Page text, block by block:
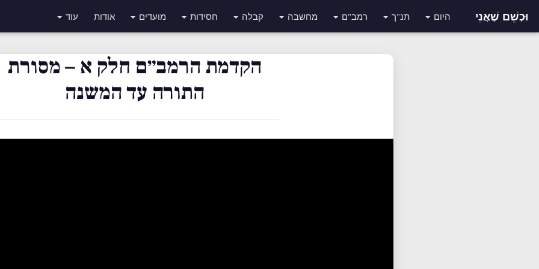
וּכְשֵׁם שֶׁאֲנִי היום תנ"ך רמב"ם מחשבה קבלה חסידות מועדים אודות עוד
הקדמת הרמב״ם חלק א – מסורת
התורה עד המשנה